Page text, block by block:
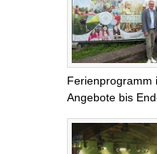
Ferienprogramm
Angebote bis